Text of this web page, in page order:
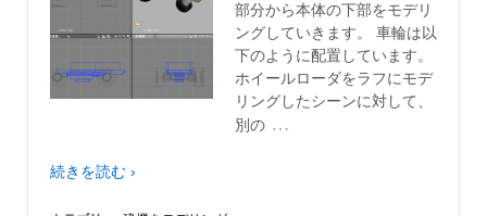
部分から本体の下部をモデリ
ングしていきます。 車輪は以
下のように配置しています。
ホイールローダをラフにモデ
リングしたシーンに対して、
別の …
続きを読む ›